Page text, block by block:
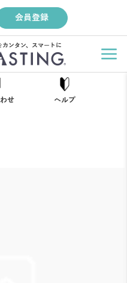
会員登録
ンタン、スマートに
せ ヘルプ